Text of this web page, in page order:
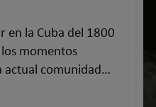
en la Cuba del 1800
momentos
actual comunidad